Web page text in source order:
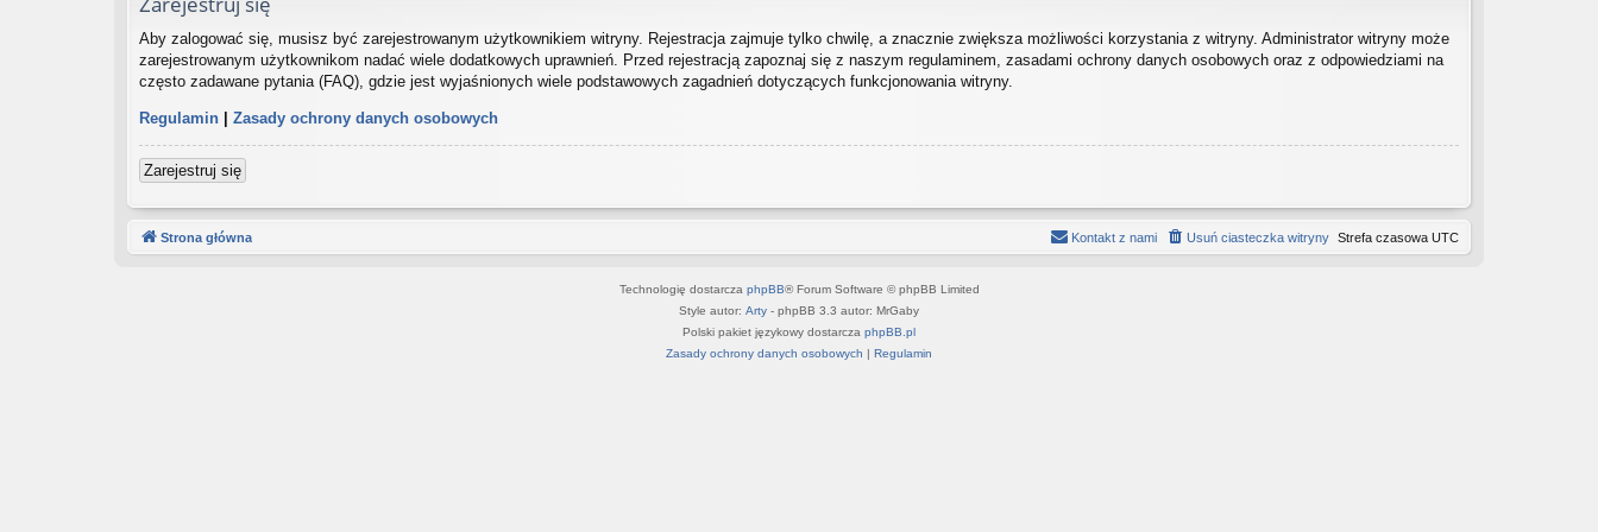
Aby zalogować się, musisz być zarejestrowanym użytkownikiem witryny. Rejestracja zajmuje tylko chwilę, a znacznie zwiększa możliwości korzystania z witryny. Administrator witryny może
zarejestrowanym użytkownikom nadać wiele dodatkowych uprawnień. Przed rejestracją zapoznaj się z naszym regulaminem, zasadami ochrony danych osobowych oraz z odpowiedziami na
często zadawane pytania (FAQ), gdzie jest wyjaśnionych wiele podstawowych zagadnień dotyczących funkcjonowania witryny.
Regulamin | Zasady ochrony danych osobowych
Zarejestruj się
Strona główna Strefa czasowa UTC
Usuń ciasteczka witryny
Kontakt z nami
Technologię dostarcza phpBB® Forum Software © phpBB Limited
Style autor: Arty - phpBB 3.3 autor: MrGaby
Polski pakiet językowy dostarcza phpBB.pl
Zasady ochrony danych osobowych | Regulamin